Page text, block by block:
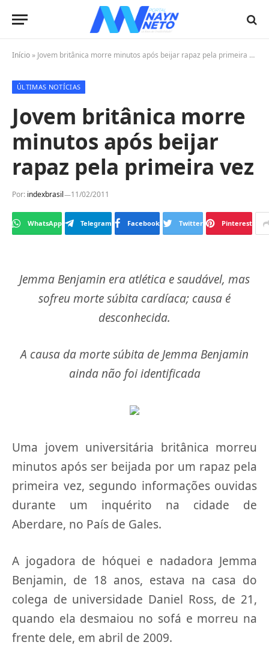
Início » Jovem britânica morre minutos após beijar rapaz pela primeira vez
ÚLTIMAS NOTÍCIAS
Jovem britânica morre
minutos após beijar
rapaz pela primeira vez
Por: indexbrasil 11/02/2011
WhatsApp Telegram Facebook Twitter Pinterest
Jemma Benjamin era atlética e saudável, mas
sofreu morte súbita cardíaca; causa é
desconhecida.
A causa da morte súbita de Jemma Benjamin
ainda não foi identificada
Uma jovem universitária britânica morreu
minutos após ser beijada por um rapaz pela
primeira vez, segundo informações ouvidas
durante um inquérito na cidade de
Aberdare, no País de Gales.
A jogadora de hóquei e nadadora Jemma
Benjamin, de 18 anos, estava na casa do
colega de universidade Daniel Ross, de 21,
quando ela desmaiou no sofá e morreu na
frente dele, em abril de 2009.